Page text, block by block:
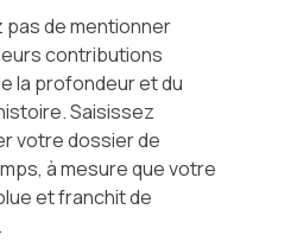
pas de mentionner
contributions
la profondeur et du
Saisissez
votre dossier de
à mesure que votre
et franchit de